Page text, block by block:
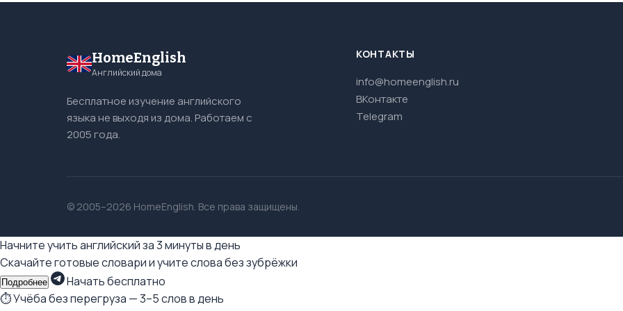
HomeEnglish
Английский дома
Бесплатное изучение английского
языка не выходя из дома. Работаем с
2005 года.
КОНТАКТЫ
info@homeenglish.ru
ВКонтакте
Telegram
© 2005–2026 HomeEnglish. Все права защищены.
Начните учить английский за 3 минуты в день
Скачайте готовые словари и учите слова без зубрёжки
Подробнее
Начать бесплатно
⏱ Учёба без перегруза — 3–5 слов в день